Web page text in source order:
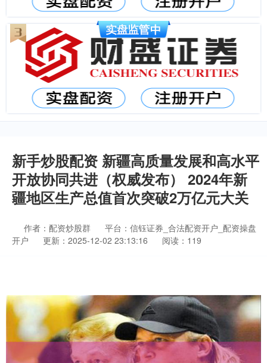
新手炒股配资 新疆高质量发展和高水平
开放协同共进（权威发布） 2024年新
疆地区生产总值首次突破2万亿元大关
作者：配资炒股群
平台：信钰证券_合法配资开户_配资操盘
开户
更新：2025-12-02 23:13:16 阅读：119